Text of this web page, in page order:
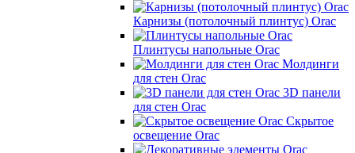
Карнизы (потолочный плинтус) Orac
Плинтусы напольные Orac
Молдинги
для стен Orac
3D панели
для стен Orac
Скрытое
освещение Orac